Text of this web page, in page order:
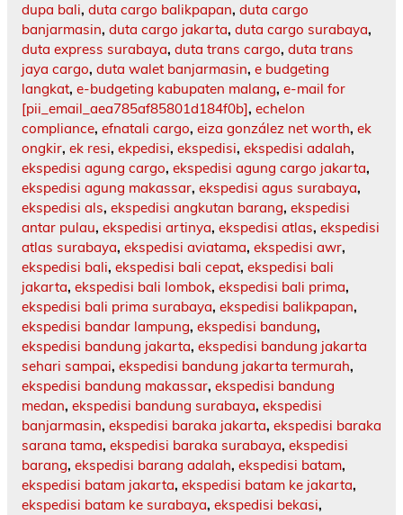
dupa bali, duta cargo balikpapan, duta cargo
banjarmasin, duta cargo jakarta, duta cargo surabaya,
duta express surabaya, duta trans cargo, duta trans
jaya cargo, duta walet banjarmasin, e budgeting
langkat, e-budgeting kabupaten malang, e-mail for
[pii_email_aea785af85801d184f0b], echelon
compliance, efnatali cargo, eiza gonzález net worth, ek
ongkir, ek resi, ekpedisi, ekspedisi, ekspedisi adalah,
ekspedisi agung cargo, ekspedisi agung cargo jakarta,
ekspedisi agung makassar, ekspedisi agus surabaya,
ekspedisi als, ekspedisi angkutan barang, ekspedisi
antar pulau, ekspedisi artinya, ekspedisi atlas, ekspedisi
atlas surabaya, ekspedisi aviatama, ekspedisi awr,
ekspedisi bali, ekspedisi bali cepat, ekspedisi bali
jakarta, ekspedisi bali lombok, ekspedisi bali prima,
ekspedisi bali prima surabaya, ekspedisi balikpapan,
ekspedisi bandar lampung, ekspedisi bandung,
ekspedisi bandung jakarta, ekspedisi bandung jakarta
sehari sampai, ekspedisi bandung jakarta termurah,
ekspedisi bandung makassar, ekspedisi bandung
medan, ekspedisi bandung surabaya, ekspedisi
banjarmasin, ekspedisi baraka jakarta, ekspedisi baraka
sarana tama, ekspedisi baraka surabaya, ekspedisi
barang, ekspedisi barang adalah, ekspedisi batam,
ekspedisi batam jakarta, ekspedisi batam ke jakarta,
ekspedisi batam ke surabaya, ekspedisi bekasi,